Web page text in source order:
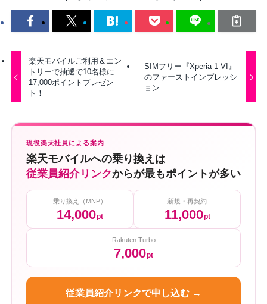
楽天モバイルご利用＆エン
トリーで抽選で10名様に
17,000ポイントプレゼン
ト！
SIMフリー『Xperia 1 VI』
のファーストインプレッシ
ョン
現役楽天社員による案内
楽天モバイルへの乗り換えは
従業員紹介リンクからが最もポイントが多い
乗り換え（MNP）
14,000pt
新規・再契約
11,000pt
Rakuten Turbo
7,000pt
従業員紹介リンクで申し込む →